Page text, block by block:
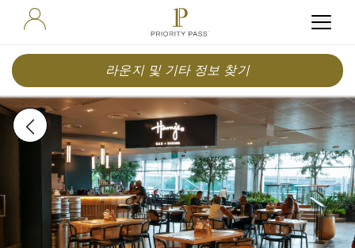
라운지 및 기타 정보 찾기